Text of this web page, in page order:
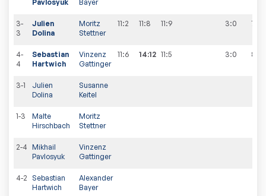
Pavlosyuk
Bayer
3-
3
Julien
Dolina
Moritz
Stettner
11:2 11:8 11:9 3:0 7
4-
4
Sebastian
Hartwich
Vinzenz
Gattinger
11:6 14:12 11:5 3:0 8
3-1
Julien
Dolina
Susanne
Keitel
1-3
Malte
Hirschbach
Moritz
Stettner
2-4 Mikhail
Pavlosyuk
Vinzenz
Gattinger
4-2
Sebastian
Hartwich
Alexander
Bayer